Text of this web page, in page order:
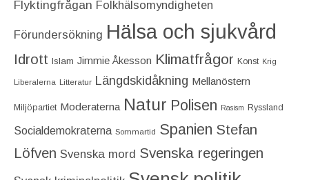
Flyktingfrågan Folkhälsomyndigheten
Förundersökning Hälsa och sjukvård
Idrott Islam Jimmie Åkesson Klimatfrågor Konst Krig
Liberalerna Litteratur Längdskidåkning Mellanöstern
Miljöpartiet Moderaterna Natur Polisen Rasism Ryssland
Socialdemokraterna Sommartid Spanien Stefan
Löfven Svenska mord Svenska regeringen